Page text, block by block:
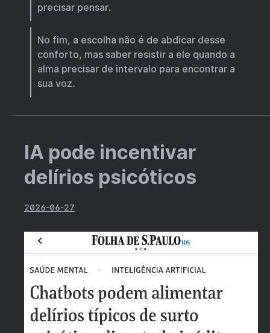
precisar pensar.
No fim, a escolha não é de abdicar desse
conforto, mas saber resistir a ele quando a
alma precisar de intervalo para encontrar a
sua voz.
IA pode incentivar
delírios psicóticos
2026-06-27